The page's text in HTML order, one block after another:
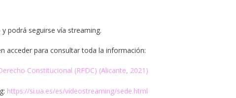
podrá seguirse vía streaming.
acceder para consultar toda la información:
Constitucional (RFDC) (Alicante, 2021)
https://si.ua.es/es/videostreaming/sede.html